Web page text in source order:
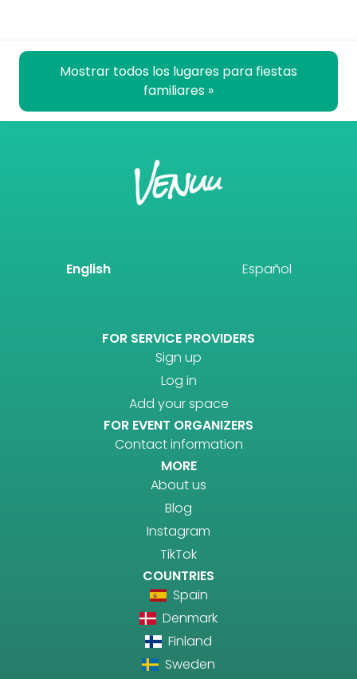
Mostrar todos los lugares para fiestas
familiares »
English Español
FOR SERVICE PROVIDERS
Sign up
Log in
Add your space
FOR EVENT ORGANIZERS
Contact information
MORE
About us
Blog
Instagram
TikTok
COUNTRIES
Spain
Denmark
Finland
Sweden